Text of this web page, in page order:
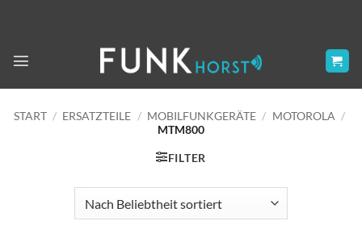
START / ERSATZTEILE / MOBILFUNKGERÄTE / MOTOROLA /
MTM800
FILTER